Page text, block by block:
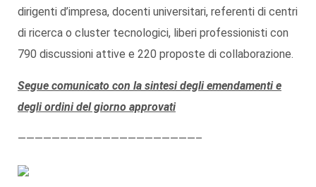
dirigenti d’impresa, docenti universitari, referenti di centri
di ricerca o cluster tecnologici, liberi professionisti con
790 discussioni attive e 220 proposte di collaborazione.
Segue comunicato con la sintesi degli emendamenti e
degli ordini del giorno approvati
—————————————————————–